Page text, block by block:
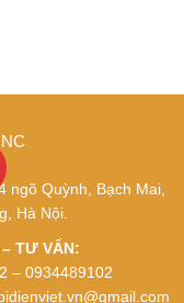
ngõ Quỳnh, Bạch Mai,
Hà Nội.
TƯ VẤN:
– 0934489102